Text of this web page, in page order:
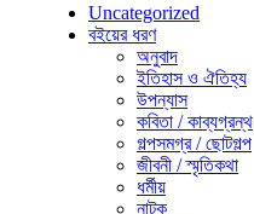
Uncategorized
বইয়ের ধরণ
অনুবাদ
ইতিহাস ও ঐতিহ্য
উপন্যাস
কবিতা / কাব্যগ্রন্থ
গল্পসমগ্র / ছোটগল্প
জীবনী / স্মৃতিকথা
ধর্মীয়
নাটক